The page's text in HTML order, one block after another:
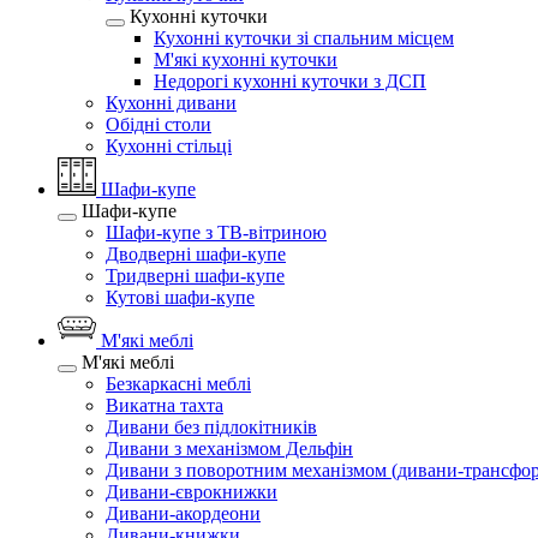
Кухонні куточки
Кухонні куточки зі спальним місцем
М'які кухонні куточки
Недорогі кухонні куточки з ДСП
Кухонні дивани
Обідні столи
Кухонні стільці
Шафи-купе
Шафи-купе
Шафи-купе з ТВ-вітриною
Дводверні шафи-купе
Тридверні шафи-купе
Кутові шафи-купе
М'які меблі
М'які меблі
Безкаркасні меблі
Викатна тахта
Дивани без підлокітників
Дивани з механізмом Дельфін
Дивани з поворотним механізмом (дивани-
Дивани-єврокнижки
Дивани-акордеони